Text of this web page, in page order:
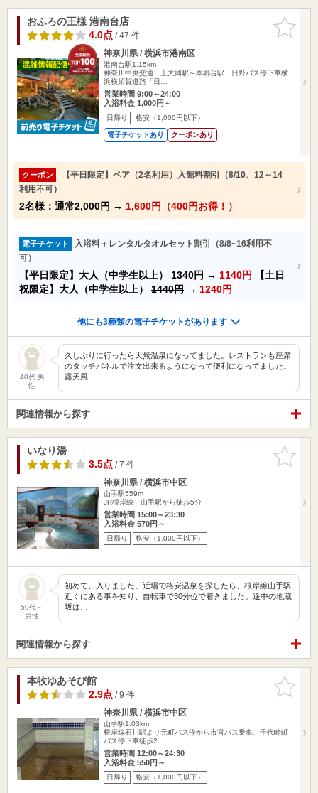
お気に入
りに追加
おふろの王様 港南台店
4.0点/ 47 件
神奈川県 / 横浜市港南区
港南台駅1.15km
神奈川中央交通、上大岡駅～本郷台駅、日野バス停下車横
浜横須賀道路「日…
営業時間 9:00～24:00
入浴料金 1,000円～
日帰り 格安（1,000円以下）
電子チケットあり クーポンあり
クーポン
【平日限定】ペア（2名利用）入館料割引（8/10、12～14
利用不可）
2名様：通常2,000円 → 1,600円（400円お得！）
電子チケット
入浴料＋レンタルタオルセット割引（8/8~16利用不
可）
【平日限定】大人（中学生以上） 1340円 → 1140円
【土日
祝限定】大人（中学生以上） 1440円 → 1240円
他にも3種類の電子チケットがあります
40代 男
性
久しぶりに行ったら天然温泉になってました。レストランも座席
のタッチパネルで注文出来るようになって便利になってました。
露天風…
関連情報から探す
お気に入
りに追加
いなり湯
3.5点/ 7 件
神奈川県 / 横浜市中区
山手駅559m
JR根岸線 山手駅から徒歩5分
営業時間 15:00～23:30
入浴料金 570円～
日帰り 格安（1,000円以下）
50代～
男性
初めて、入りました。近場で格安温泉を探したら、根岸線山手駅
近くにある事を知り、自転車で30分位で着きました。途中の地蔵
坂は…
関連情報から探す
お気に入
りに追加
本牧ゆあそび館
2.9点/ 9 件
神奈川県 / 横浜市中区
山手駅1.03km
根岸線石川駅より元町バス停から市営バス乗車、千代崎町
バス停下車徒歩2…
営業時間 12:00～24:30
入浴料金 550円～
日帰り 格安（1,000円以下）